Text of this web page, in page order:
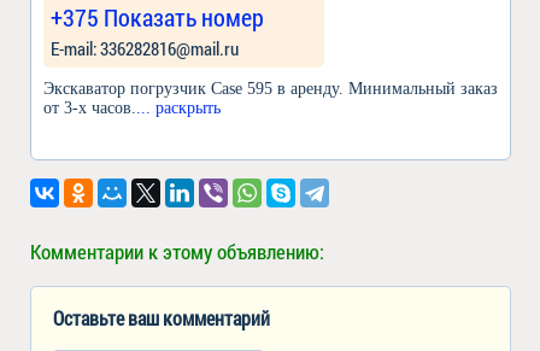
+375 Показать номер
Е-mail: 336282816@mail.ru
Экскаватор погрузчик Case 595 в аренду. Минимальный заказ
от 3-х часов.... раскрыть
Комментарии к этому объявлению:
Оставьте ваш комментарий